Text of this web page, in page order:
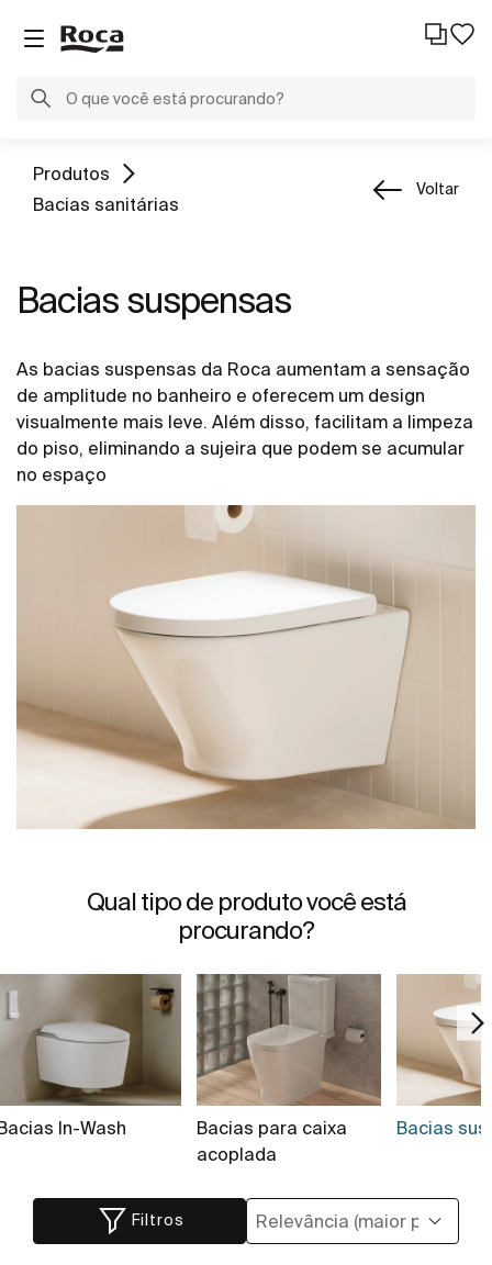
Produtos
Bacias sanitárias
Voltar
Bacias suspensas
As bacias suspensas da Roca aumentam a sensação
de amplitude no banheiro e oferecem um design
visualmente mais leve. Além disso, facilitam a limpeza
do piso, eliminando a sujeira que podem se acumular
no espaço
Qual tipo de produto você está
procurando?
In-Wash
Bacias para caixa
acoplada
Bacias
Filtros